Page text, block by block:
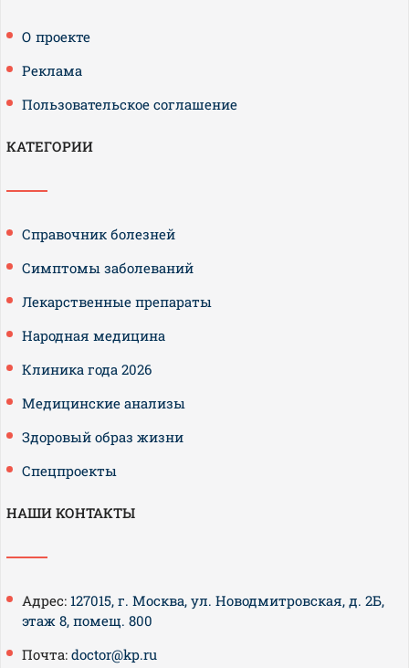
О проекте
Реклама
Пользовательское соглашение
КАТЕГОРИИ
Справочник болезней
Симптомы заболеваний
Лекарственные препараты
Народная медицина
Клиника года 2026
Медицинские анализы
Здоровый образ жизни
Спецпроекты
НАШИ КОНТАКТЫ
Адрес: 127015, г. Москва, ул. Новодмитровская, д. 2Б,
этаж 8, помещ. 800
Почта: doctor@kp.ru